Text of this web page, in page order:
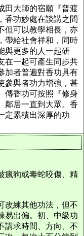
田大師的宿願『普渡
香功妙處在談講之間
但可以教學相長，亦
帶給社會祥和，同時
與更多的人一起研
在一起可產生同步共
加者普遍對香功具有
參與者功力增強，甚
傳香功可按照『修身
鄰居一直到大眾。香
定累積出深厚的功
瘋狗或毒蛇咬傷、精
改練其他功法，但不
易出偏。初、中級功
講求時間、方向、不